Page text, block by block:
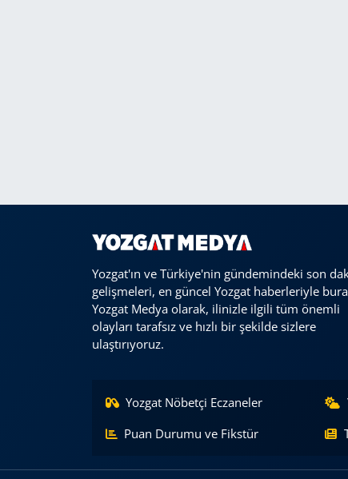
Yozgat'ın ve Türkiye'nin gündemindeki son
gelişmeleri, en güncel Yozgat haberleriyle
Yozgat Medya olarak, ilinizle ilgili tüm önemli
olayları tarafsız ve hızlı bir şekilde sizlere
ulaştırıyoruz.
Yozgat Nöbetçi Eczaneler
Puan Durumu ve Fikstür